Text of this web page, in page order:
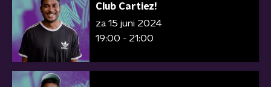
Club Cartiez!
za 15 juni 2024
19:00 - 21:00